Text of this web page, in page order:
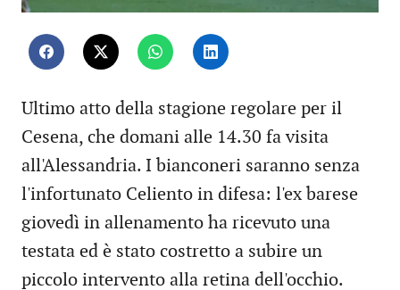
Ultimo atto della stagione regolare per il
Cesena, che domani alle 14.30 fa visita
all'Alessandria. I bianconeri saranno senza
l'infortunato Celiento in difesa: l'ex barese
giovedì in allenamento ha ricevuto una
testata ed è stato costretto a subire un
piccolo intervento alla retina dell'occhio.